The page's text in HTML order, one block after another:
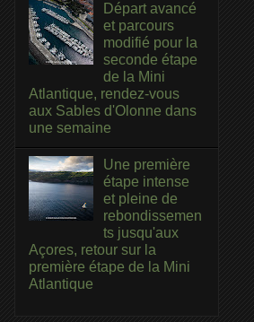
Départ avancé
et parcours
modifié pour la
seconde étape
de la Mini
Atlantique, rendez-vous
aux Sables d'Olonne dans
une semaine
Une première
étape intense
et pleine de
rebondissemen
ts jusqu'aux
Açores, retour sur la
première étape de la Mini
Atlantique